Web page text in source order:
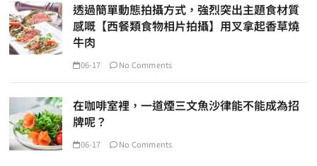
透過簡單動態拍攝方式，強烈突出主題食材質
感嘅【西餐類食物相片拍攝】用叉拿起香草燒
牛肉
06-17 No Comments
在咖啡室裡，一道煙三文魚沙律能不能成為招
牌呢？
06-17 No Comments